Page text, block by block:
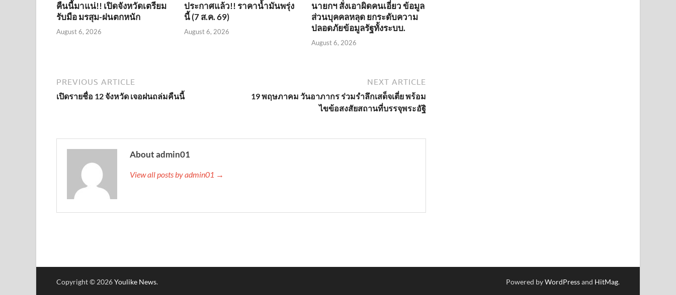
คืนนี้มาแน่!! เปิดจังหวัดเตรียม
รับมือ มรสุม-ฝนตกหนัก
August 6, 2026
ประกาศแล้ว!! ราคาน้ำมันพรุ่ง
นี้ (7 ส.ค. 69)
August 6, 2026
นายกฯ สั่งเอาผิดคนเอี่ยว ข้อมูล
ส่วนบุคคลหลุด ยกระดับความ
ปลอดภัยข้อมูลรัฐทั้งระบบ.
August 6, 2026
PREVIOUS ARTICLE
เปิดรายชื่อ 12 จังหวัด เจอฝนถล่มคืนนี้
NEXT ARTICLE
19 พฤษภาคม วันอาภากร ร่วมรำลึกเสด็จเตี่ย พร้อม
ไขข้อสงสัยสถานที่บรรจุพระอัฐิ
About admin01
View all posts by admin01 →
Copyright © 2026Youlike News. Powered byWordPressand HitMag.